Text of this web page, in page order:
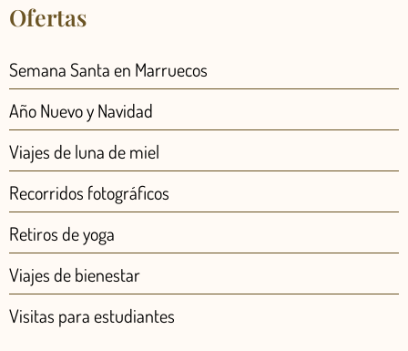
Ofertas
Semana Santa en Marruecos
Año Nuevo y Navidad
Viajes de luna de miel
Recorridos fotográficos
Retiros de yoga
Viajes de bienestar
Visitas para estudiantes